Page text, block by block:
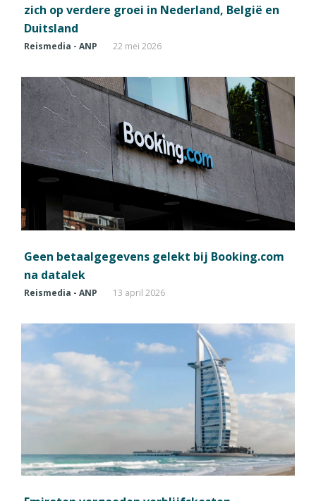
zich op verdere groei in Nederland, België en
Duitsland
Reismedia - ANP 22 mei 2026
Geen betaalgegevens gelekt bij Booking.com
na datalek
Reismedia - ANP 13 april 2026